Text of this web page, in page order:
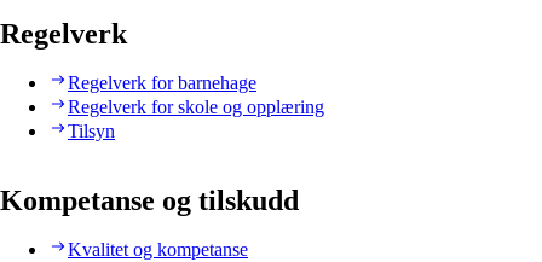
Regelverk
Regelverk for barnehage
Regelverk for skole og opplæring
Tilsyn
Kompetanse og tilskudd
Kvalitet og kompetanse